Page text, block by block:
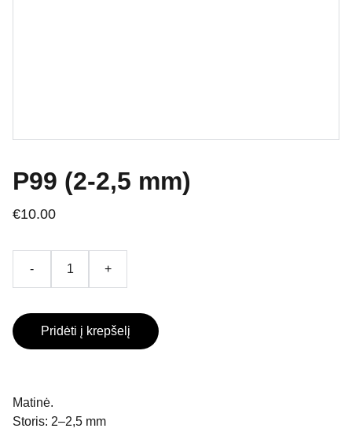
P99 (2-2,5 mm)
€10.00
- +
Pridėti į krepšelį
Matinė.
Storis: 2–2,5 mm